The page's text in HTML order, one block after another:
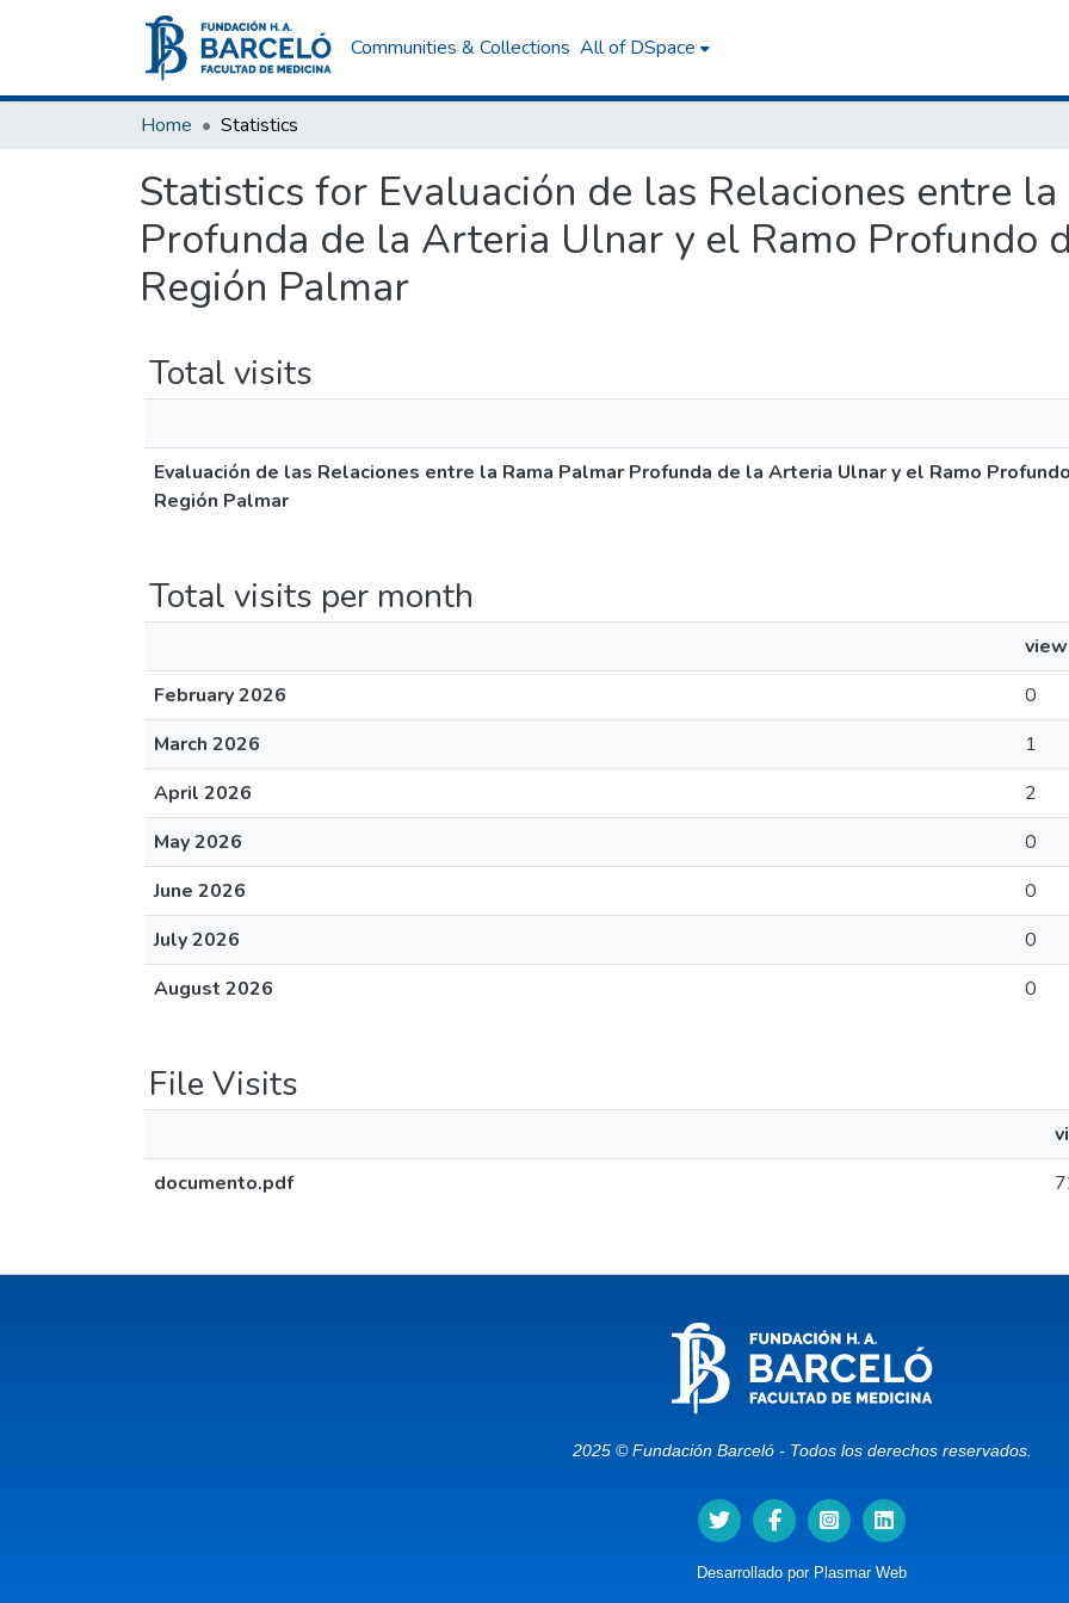
Communities & Collections All of DSpace
Home Statistics
Statistics for Evaluación de las Relaciones entre
Profunda de la Arteria Ulnar y el Ramo Profundo
Región Palmar
Total visits
Evaluación de las Relaciones entre la Rama Palmar Profunda de la Arteria Ulnar y el Ramo
Región Palmar
Total visits per month
February 2026
0
March 2026
1
April 2026
2
May 2026
0
June 2026
0
July 2026
0
August 2026
0
File Visits
documento.pdf
2025 © Fundación Barceló - Todos los derechos reservados.
Desarrollado por Plasmar Web